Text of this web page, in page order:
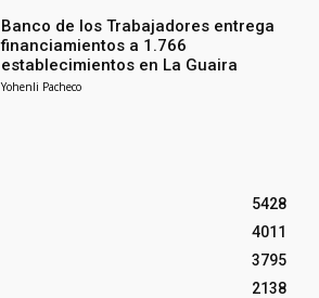
Banco de los Trabajadores entrega
financiamientos a 1.766
establecimientos en La Guaira
Yohenli Pacheco
5428
4011
3795
2138